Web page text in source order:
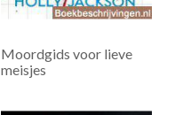
Moordgids voor lieve
meisjes